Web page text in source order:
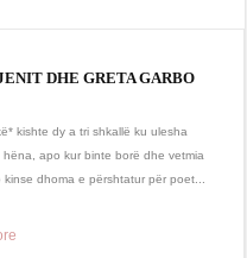
DHE GRETA GARBO
kishte dy a tri shkallë ku ulesha
apo kur binte borë dhe vetmia
dhoma e përshtatur për poet...